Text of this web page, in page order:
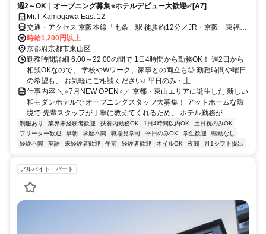
週2～OK｜オープニング募集⭐ホテルデビュー大歓迎✅[A7]
Mr.T Kamogawa East 12
交通・アクセス 京阪本線「七条」駅 徒歩約12分／JR・京阪「東福
寺」駅 徒歩約13分／JR・近鉄・地下鉄「京都」駅 徒歩約22分
時給1,200円以上
京都府京都市東山区
勤務時間詳細 6:00～22:00の間で 1日4時間から勤務OK！ 週2日から
相談OKなので、 学校やWワーク、家事との両立も◎ 勤務時間や曜日
の希望も、 お気軽にご相談ください♪ 平日のみ・土...
仕事内容 ＼⭐7月NEW OPEN⭐／ 京都・東山エリアに誕生した 新しい
和モダンホテルで オープニングスタッフ大募集！ アットホームな環
境で 先輩スタッフが丁寧に教えてくれるため、 ホテル勤務が...
制服あり 業界未経験者歓迎 扶養内勤務OK 1日4時間以内OK
土日祝のみOK
フリーター歓迎
早朝 学歴不問 職場見学可 平日のみOK 学生歓迎
転勤なし
経験不問
英語 未経験者歓迎 午前 経験者歓迎 ネイルOK 夜間 月1シフト提出
アルバイト・パート